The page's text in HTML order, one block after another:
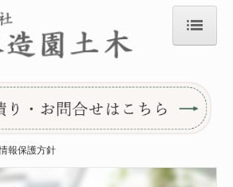
報保護方針